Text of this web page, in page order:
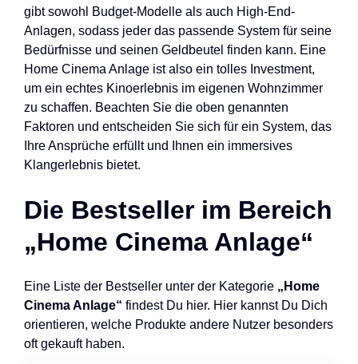
gibt sowohl Budget-Modelle als auch High-End-
Anlagen, sodass jeder das passende System für seine
Bedürfnisse und seinen Geldbeutel finden kann. Eine
Home Cinema Anlage ist also ein tolles Investment,
um ein echtes Kinoerlebnis im eigenen Wohnzimmer
zu schaffen. Beachten Sie die oben genannten
Faktoren und entscheiden Sie sich für ein System, das
Ihre Ansprüche erfüllt und Ihnen ein immersives
Klangerlebnis bietet.
Die Bestseller im Bereich
„Home Cinema Anlage“
Eine Liste der Bestseller unter der Kategorie „Home
Cinema Anlage“ findest Du hier. Hier kannst Du Dich
orientieren, welche Produkte andere Nutzer besonders
oft gekauft haben.